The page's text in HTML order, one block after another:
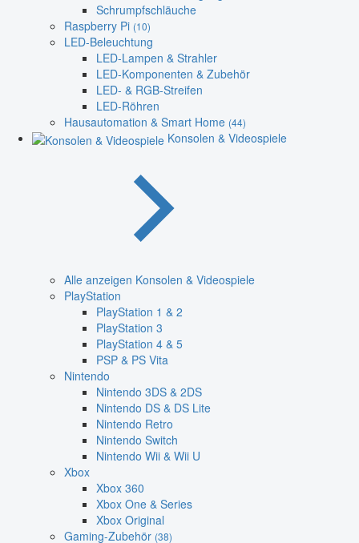
Schrumpfschläuche
Raspberry Pi (10)
LED-Beleuchtung
LED-Lampen & Strahler
LED-Komponenten & Zubehör
LED- & RGB-Streifen
LED-Röhren
Hausautomation & Smart Home (44)
Konsolen & Videospiele
Alle anzeigen Konsolen & Videospiele
PlayStation
PlayStation 1 & 2
PlayStation 3
PlayStation 4 & 5
PSP & PS Vita
Nintendo
Nintendo 3DS & 2DS
Nintendo DS & DS Lite
Nintendo Retro
Nintendo Switch
Nintendo Wii & Wii U
Xbox
Xbox 360
Xbox One & Series
Xbox Original
Gaming-Zubehör (38)